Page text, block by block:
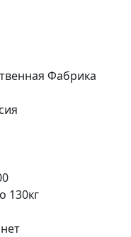
Фабрика
130кг
нет